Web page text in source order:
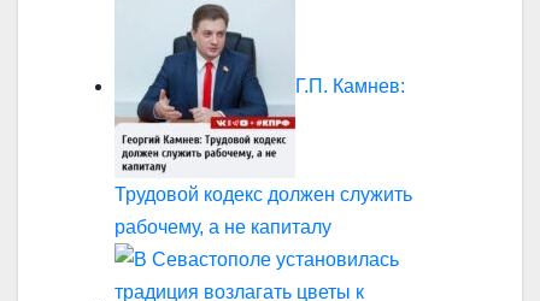
Г.П. Камнев:
Трудовой кодекс должен служить
рабочему, а не капиталу